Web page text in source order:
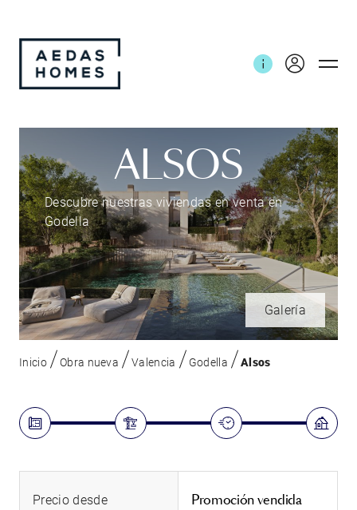
ALSOS
Descubre nuestras viviendas en venta en
Godella
Galería
Inicio Obra nueva Valencia Godella Alsos
Precio desde Promoción vendida